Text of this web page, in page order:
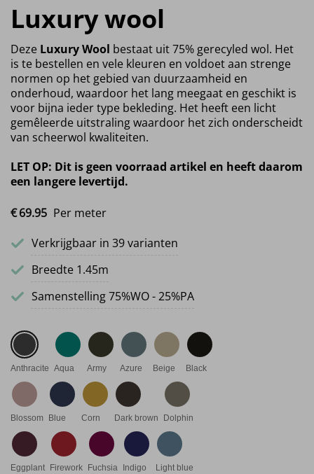
Luxury wool
Deze Luxury Wool bestaat uit 75% gerecyled wol. Het
is te bestellen en vele kleuren en voldoet aan strenge
normen op het gebied van duurzaamheid en
onderhoud, waardoor het lang meegaat en geschikt is
voor bijna ieder type bekleding. Het heeft een licht
gemêleerde uitstraling waardoor het zich onderscheidt
van scheerwol kwaliteiten.
LET OP: Dit is geen voorraad artikel en heeft daarom
een langere levertijd.
€69.95 Per meter
Verkrijgbaar in 39 varianten
Breedte 1.45m
Samenstelling 75%WO - 25%PA
Anthracite Aqua Army Azure Beige Black
Blossom Blue Corn Dark brown Dolphin
Eggplant Firework Fuchsia Indigo Light blue